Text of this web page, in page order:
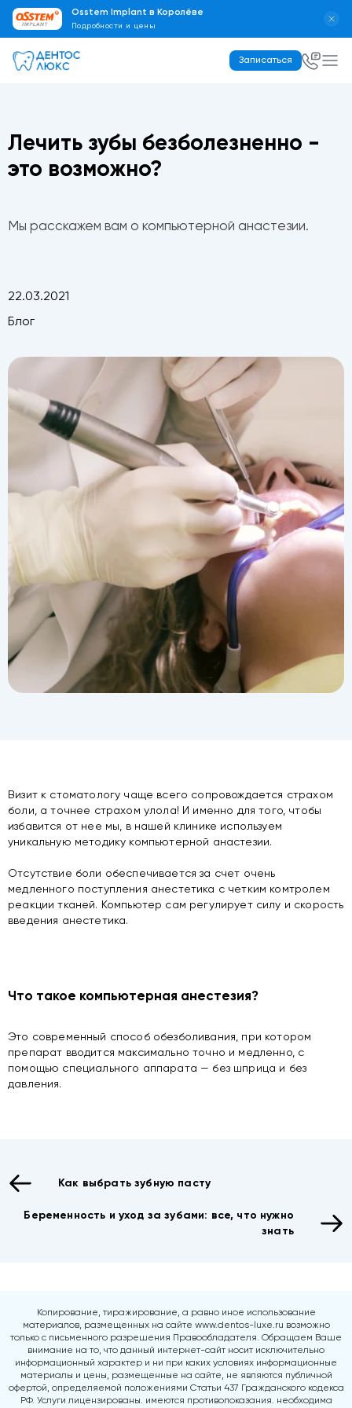
Osstem Implant в Королёве
Подробности и цены
Записаться
Лечить зубы безболезненно -
это возможно?
Мы расскажем вам о компьютерной анастезии.
22.03.2021
Блог
Визит к стоматологу чаще всего сопровождается страхом
боли, а точнее страхом улола! И именно для того, чтобы
избавится от нее мы, в нашей клинике используем
уникальную методику компьютерной анастезии.
Отсутствие боли обеспечивается за счет очень
медленного поступления анестетика с четким комтролем
реакции тканей. Компьютер сам регулирует силу и скорость
введения анестетика.
Что такое компьютерная анестезия?
Это современный способ обезболивания, при котором
препарат вводится максимально точно и медленно, с
помощью специального аппарата — без шприца и без
давления.
Как выбрать зубную пасту
Беременность и уход за зубами: все, что нужно
знать
Копирование, тиражирование, а равно иное использование
материалов, размещенных на сайте www.dentos-luxe.ru возможно
только с письменного разрешения Правообладателя. Обращаем Ваше
внимание на то, что данный интернет-сайт носит исключительно
информационный характер и ни при каких условиях информационные
материалы и цены, размещенные на сайте, не являются публичной
офертой, определяемой положениями Статьи 437 Гражданского кодекса
РФ. Услуги лицензированы. имеются противопоказания. необходима